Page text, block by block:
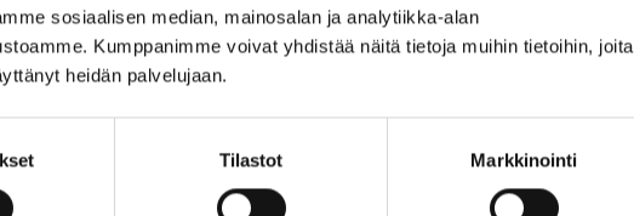
sosiaalisen median, mainosalan ja analytiikka-alan
Kumppanimme voivat yhdistää näitä tietoja muihin tietoihin, joita
heidän palvelujaan.
Tilastot Markkinointi
KATSO KAIKKI